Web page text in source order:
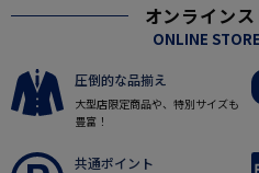
オンライン
ONLINE
圧倒的な品揃え
大型店限定商品や、特別サイズも
豊富！
共通ポイント